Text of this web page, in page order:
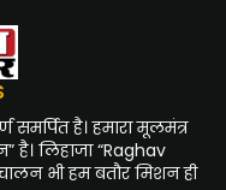
समर्पित है। हमारा मूलमंत्र
है। लिहाजा “Raghav
भी हम बतौर मिशन ही